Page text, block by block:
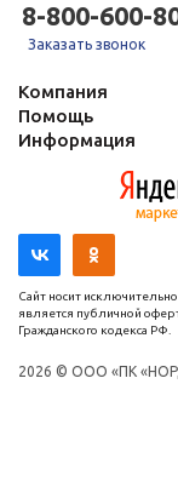
8-800-600-
Заказать звонок
Компания
Помощь
Информация
Сайт носит
является публичной
Гражданского кодекса РФ.
2026 © ООО «ПК